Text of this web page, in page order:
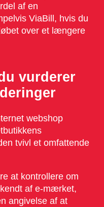
af en
ViaBill, hvis du
over et længere
vurderer
webshop
tvivl et omfattende
at kontrollere om
af e-mærket,
angivelse af at